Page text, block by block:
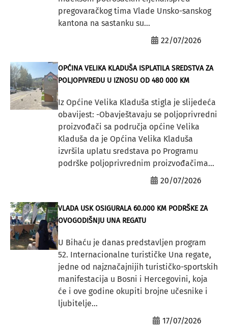
pregovaračkog tima Vlade Unsko-sanskog
kantona na sastanku su...
22/07/2026
OPĆINA VELIKA KLADUŠA ISPLATILA SREDSTVA ZA
POLJOPIVREDU U IZNOSU OD 480 000 KM
Iz Općine Velika Kladuša stigla je slijedeća
obavijest: -Obavještavaju se poljoprivredni
proizvođači sa područja općine Velika
Kladuša da je Općina Velika Kladuša
izvršila uplatu sredstava po Programu
podrške poljoprivrednim proizvođačima...
20/07/2026
VLADA USK OSIGURALA 60.000 KM PODRŠKE ZA
OVOGODIŠNJU UNA REGATU
U Bihaću je danas predstavljen program
52. Internacionalne turističke Una regate,
jedne od najznačajnijih turističko-sportskih
manifestacija u Bosni i Hercegovini, koja
će i ove godine okupiti brojne učesnike i
ljubitelje...
17/07/2026